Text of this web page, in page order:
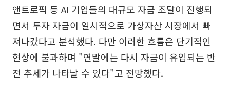
앤트로픽 등 AI 기업들의 대규모 자금 조달이 진행되
면서 투자 자금이 일시적으로 가상자산 시장에서 빠
져나갔다고 분석했다. 다만 이러한 흐름은 단기적인
현상에 불과하며 "연말에는 다시 자금이 유입되는 반
전 추세가 나타날 수 있다"고 전망했다.